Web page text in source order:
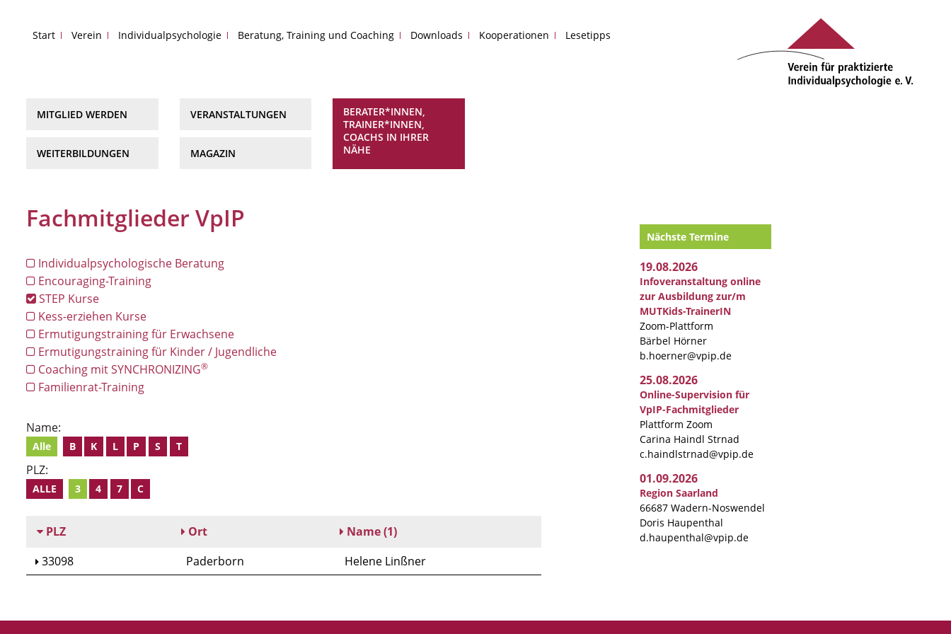
Start Verein Individualpsychologie Beratung, Training und Coaching Downloads Kooperationen Lesetipps
MITGLIED WERDEN
WEITERBILDUNGEN
VERANSTALTUNGEN
MAGAZIN
BERATER*INNEN,
TRAINER*INNEN,
COACHS IN IHRER
NÄHE
Fachmitglieder VpIP
Individualpsychologische Beratung
Encouraging-Training
STEP Kurse
Kess-erziehen Kurse
Ermutigungstraining für Erwachsene
Ermutigungstraining für Kinder / Jugendliche
Coaching mit SYNCHRONIZING®
Familienrat-Training
Name:
Alle B K L P S T
PLZ:
ALLE 3 4 7 C
PLZ Ort Name(1)
33098
Paderborn Helene Linßner
Nächste Termine
19.08.2026
Infoveranstaltung online
zur Ausbildung zur/m
MUTKids-TrainerIN
Zoom-Plattform
Bärbel Hörner
b.hoerner@vpip.de
25.08.2026
Online-Supervision für
VpIP-Fachmitglieder
Plattform Zoom
Carina Haindl Strnad
c.haindlstrnad@vpip.de
01.09.2026
Region Saarland
66687 Wadern-Noswendel
Doris Haupenthal
d.haupenthal@vpip.de